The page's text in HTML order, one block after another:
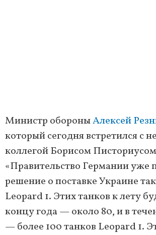
Министр обороныАлексей
который сегодня встретился с
коллегой Борисом
«Правительство Германии уже
решение о поставке Украине
Leopard 1. Этих танков к лету
концу года — около 80, и в
— более 100 танков Leopard 1.